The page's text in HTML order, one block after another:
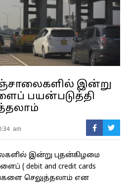
இன்று
பயன்படுத்தி
am
இன்று புதன்கிழமை
( debit and credit cards
செலுத்தலாம் என